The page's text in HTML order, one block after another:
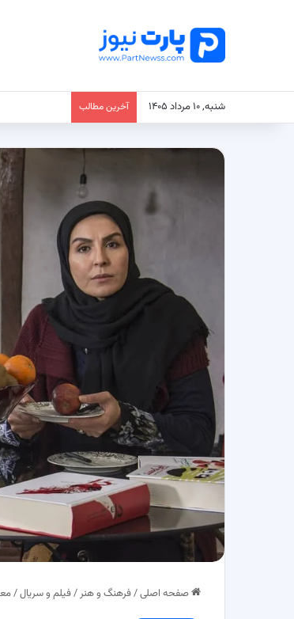
شنبه, ۱۰ مرداد ۱۴۰۵ آخرین مطالب
صفحه اصلی/فرهنگ و هنر /فیلم و سریال/